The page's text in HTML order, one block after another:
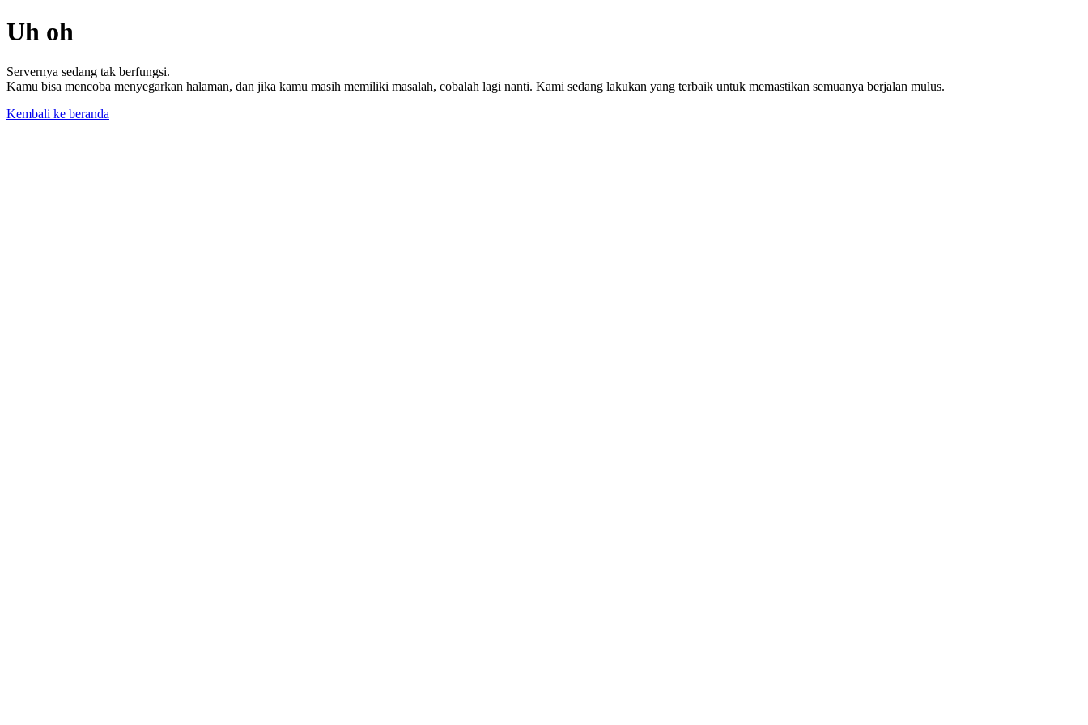
Uh oh
Servernya sedang tak berfungsi.
Kamu bisa mencoba menyegarkan halaman, dan jika kamu masih memiliki masalah, cobalah lagi nanti. Kami sedang lakukan yang terbaik untuk memastikan semuanya berjalan mulus.
Kembali ke beranda